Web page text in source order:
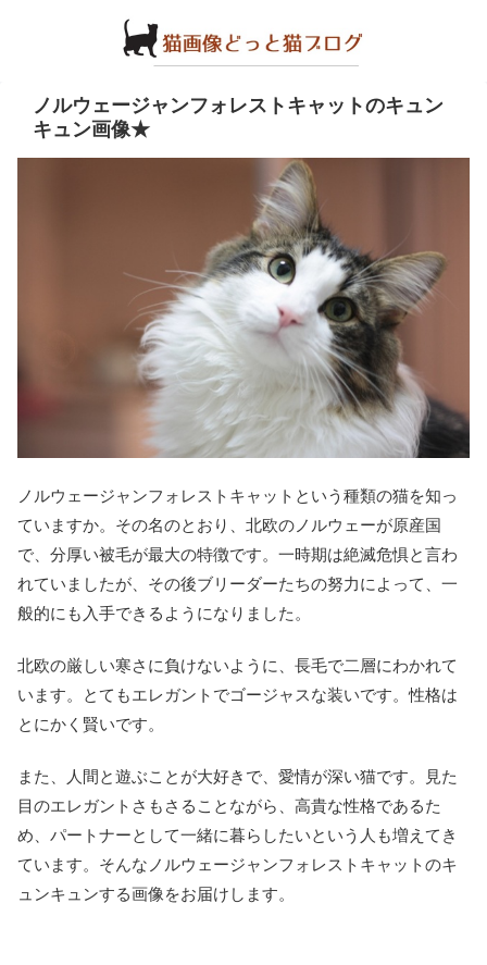
ノルウェージャンフォレストキャットのキュン
キュン画像★
ノルウェージャンフォレストキャットという種類の猫を知っ
ていますか。その名のとおり、北欧のノルウェーが原産国
で、分厚い被毛が最大の特徴です。一時期は絶滅危惧と言わ
れていましたが、その後ブリーダーたちの努力によって、一
般的にも入手できるようになりました。
北欧の厳しい寒さに負けないように、長毛で二層にわかれて
います。とてもエレガントでゴージャスな装いです。性格は
とにかく賢いです。
また、人間と遊ぶことが大好きで、愛情が深い猫です。見た
目のエレガントさもさることながら、高貴な性格であるた
め、パートナーとして一緒に暮らしたいという人も増えてき
ています。そんなノルウェージャンフォレストキャットのキ
ュンキュンする画像をお届けします。